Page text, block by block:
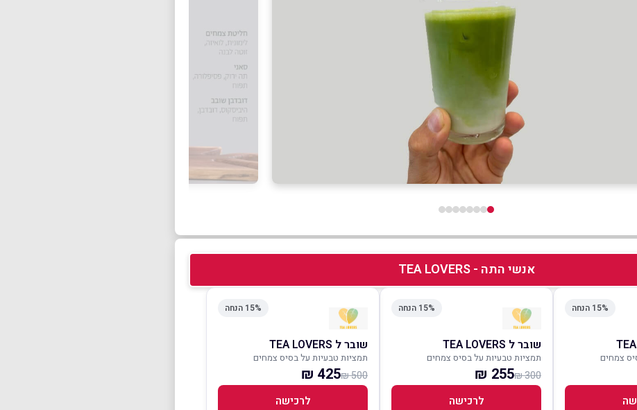
אנשי התה - TEA LOVERS
15% הנחה
צמחים
15% הנחה
שובר ל TEA LOVERS
תמציות טבעיות על בסיס צמחים
300 ₪
255 ₪
לרכישה
15% הנחה
שובר ל TEA LOVERS
תמציות טבעיות על בסיס צמחים
500 ₪
425 ₪
לרכישה